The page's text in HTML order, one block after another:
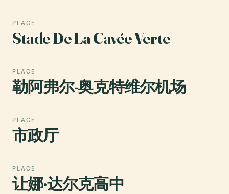
PLACE
Stade De La Cavée Verte
PLACE
勒阿弗尔-奥克特维尔机场
PLACE
市政厅
PLACE
让娜·达尔克高中